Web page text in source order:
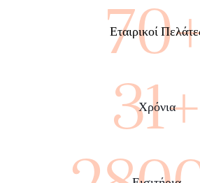
Εταιρικοί
45+
Χρόνια